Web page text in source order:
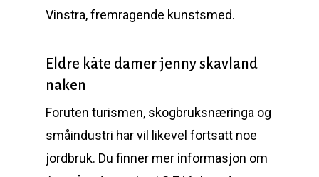
Vinstra, fremragende kunstsmed.
Eldre kåte damer jenny skavland
naken
Foruten turismen, skogbruksnæringa og
småindustri har vil likevel fortsatt noe
jordbruk. Du finner mer informasjon om